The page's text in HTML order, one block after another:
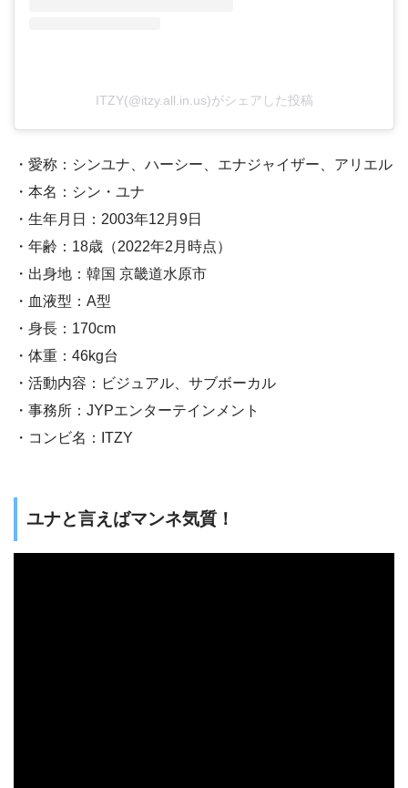
ITZY(@itzy.all.in.us)がシェアした投稿
・愛称：シンユナ、ハーシー、エナジャイザー、アリエル
・本名：シン・ユナ
・生年月日：2003年12月9日
・年齢：18歳（2022年2月時点）
・出身地：韓国 京畿道水原市
・血液型：A型
・身長：170cm
・体重：46kg台
・活動内容：ビジュアル、サブボーカル
・事務所：JYPエンターテインメント
・コンビ名：ITZY
ユナと言えばマンネ気質！